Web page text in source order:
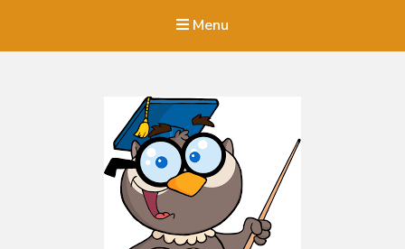
Menu